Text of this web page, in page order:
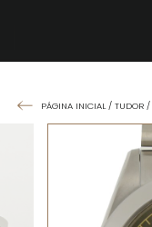
PÁGINA INICIAL / TUDOR /